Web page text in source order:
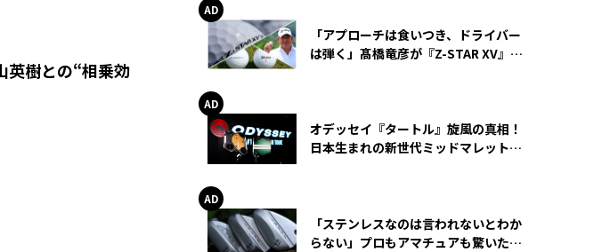
英樹との“相乗効
「アプローチは食いつき、ドライバー
は弾く」髙橋竜彦が『Z-STAR XV』を
オデッセイ『タートル』旋風の真相！
日本生まれの新世代ミッドマレットが
「ステンレスなのは言われないとわか
らない」プロもアマチュアも驚いた